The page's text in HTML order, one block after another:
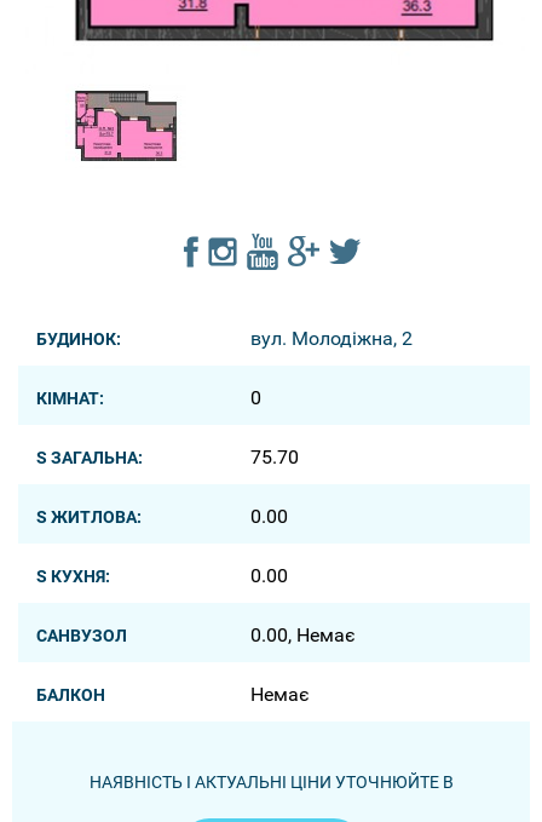
БУДИНОК: вул. Молодіжна, 2
КІМНАТ: 0
S ЗАГАЛЬНА: 75.70
S ЖИТЛОВА: 0.00
S КУХНЯ: 0.00
САНВУЗОЛ 0.00, Немає
БАЛКОН Немає
НАЯВНІСТЬ І АКТУАЛЬНІ ЦІНИ УТОЧНЮЙТЕ В